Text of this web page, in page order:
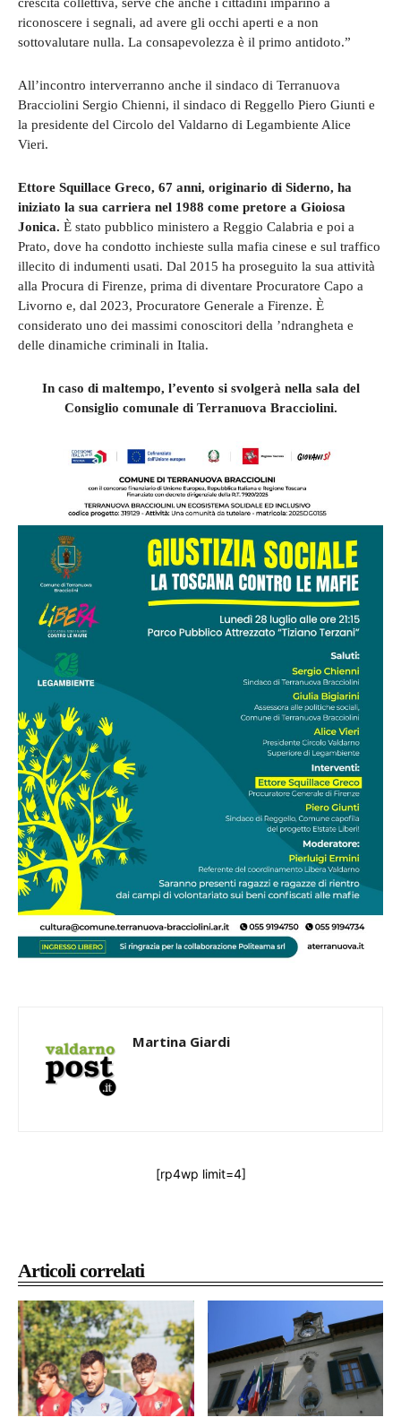
Articoli correlati
riconoscere i segnali, ad avere gli occhi aperti e a non
sottovalutare nulla. La consapevolezza è il primo antidoto.”
All’incontro interverranno anche il sindaco di Terranuova
Bracciolini Sergio Chienni, il sindaco di Reggello Piero Giunti e
la presidente del Circolo del Valdarno di Legambiente Alice
Vieri.
Ettore Squillace Greco, 67 anni, originario di Siderno, ha
iniziato la sua carriera nel 1988 come pretore a Gioiosa
Jonica. È stato pubblico ministero a Reggio Calabria e poi a
Prato, dove ha condotto inchieste sulla mafia cinese e sul traffico
illecito di indumenti usati. Dal 2015 ha proseguito la sua attività
alla Procura di Firenze, prima di diventare Procuratore Capo a
Livorno e, dal 2023, Procuratore Generale a Firenze. È
considerato uno dei massimi conoscitori della ’ndrangheta e
delle dinamiche criminali in Italia.
In caso di maltempo, l’evento si svolgerà nella sala del
Consiglio comunale di Terranuova Bracciolini.
Martina Giardi
[rp4wp limit=4]